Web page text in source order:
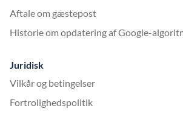
Aftale om gæstepost
Historie om opdatering af Google-
Juridisk
Vilkår og betingelser
Fortrolighedspolitik